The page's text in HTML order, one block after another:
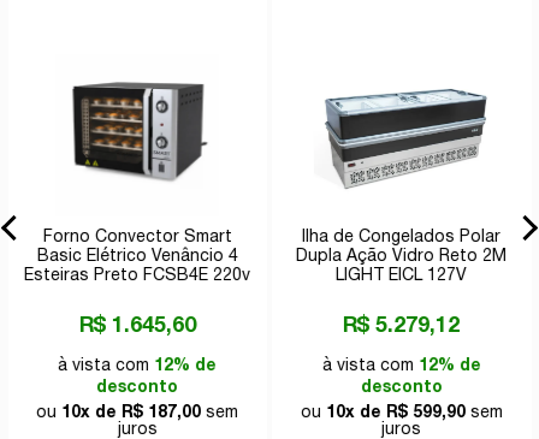
Forno Convector Smart
Basic Elétrico Venâncio 4
Esteiras Preto FCSB4E 220v
R$ 1.645,60
à vista com 12% de
desconto
ou 10x de R$ 187,00 sem
juros
Ilha de Congelados Polar
Dupla Ação Vidro Reto 2M
LIGHT EICL 127V
R$ 5.279,12
à vista com 12% de
desconto
ou 10x de R$ 599,90sem
juros